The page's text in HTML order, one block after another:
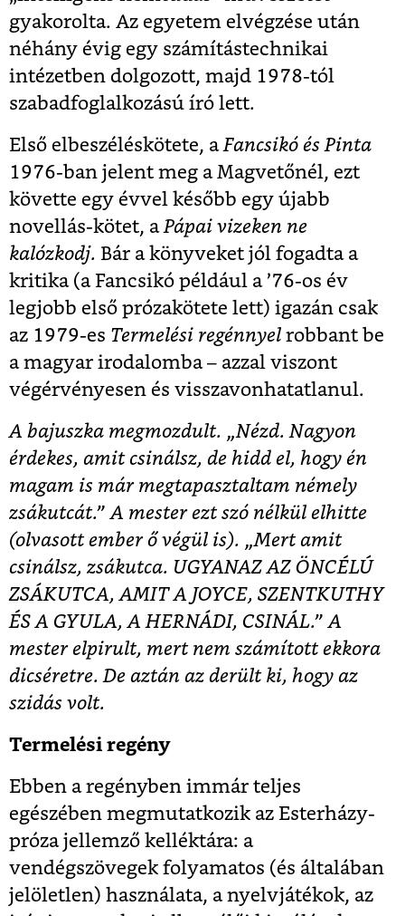
gyakorolta. Az egyetem elvégzése után
néhány évig egy számítástechnikai
intézetben dolgozott, majd 1978-tól
szabadfoglalkozású író lett.
Első elbeszéléskötete, aFancsikó és Pinta
1976-ban jelent meg a Magvetőnél, ezt
követte egy évvel később egy újabb
novellás-kötet, aPápai vizeken ne
kalózkodj. Bár a könyveket jól fogadta a
kritika (a Fancsikó például a ’76-os év
legjobb első prózakötete lett) igazán csak
az 1979-es Termelési regénnyel robbant be
a magyar irodalomba – azzal viszont
végérvényesen és visszavonhatatlanul.
A bajuszka megmozdult. „Nézd. Nagyon
érdekes, amit csinálsz, de hidd el, hogy én
magam is már megtapasztaltam némely
zsákutcát.” A mester ezt szó nélkül elhitte
(olvasott ember ő végül is). „Mert amit
csinálsz, zsákutca. UGYANAZ AZ ÖNCÉLÚ
ZSÁKUTCA, AMIT A JOYCE, SZENTKUTHY
ÉS A GYULA, A HERNÁDI, CSINÁL.” A
mester elpirult, mert nem számított ekkora
dicséretre. De aztán az derült ki, hogy az
szidás volt.
Termelési regény
Ebben a regényben immár teljes
egészében megmutatkozik az Esterházy-
próza jellemző kelléktára: a
vendégszövegek folyamatos (és általában
jelöletlen) használata, a nyelvjátékok, az